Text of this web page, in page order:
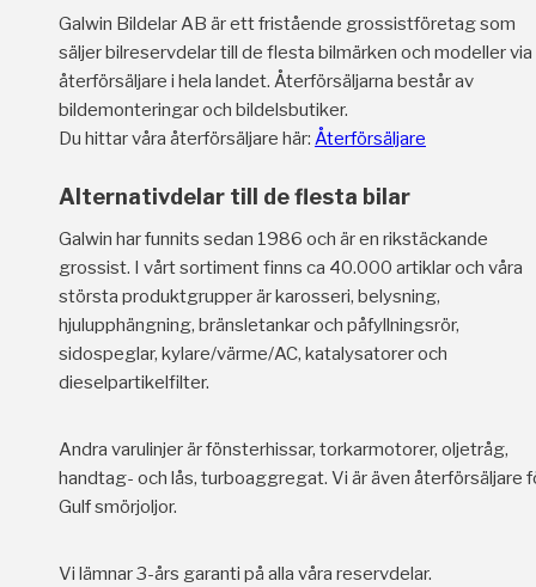
Galwin Bildelar AB är ett fristående grossistföretag som
säljer bilreservdelar till de flesta bilmärken och modeller via
återförsäljare i hela landet. Återförsäljarna består av
bildemonteringar och bildelsbutiker.
Du hittar våra återförsäljare här: Återförsäljare
Alternativdelar till de flesta bilar
Galwin har funnits sedan 1986 och är en rikstäckande
grossist. I vårt sortiment finns ca 40.000 artiklar och våra
största produktgrupper är karosseri, belysning,
hjulupphängning, bränsletankar och påfyllningsrör,
sidospeglar, kylare/värme/AC, katalysatorer och
dieselpartikelfilter.
Andra varulinjer är fönsterhissar, torkarmotorer, oljetråg,
handtag- och lås, turboaggregat. Vi är även återförsäljare
Gulf smörjoljor.
Vi lämnar 3-års garanti på alla våra reservdelar.